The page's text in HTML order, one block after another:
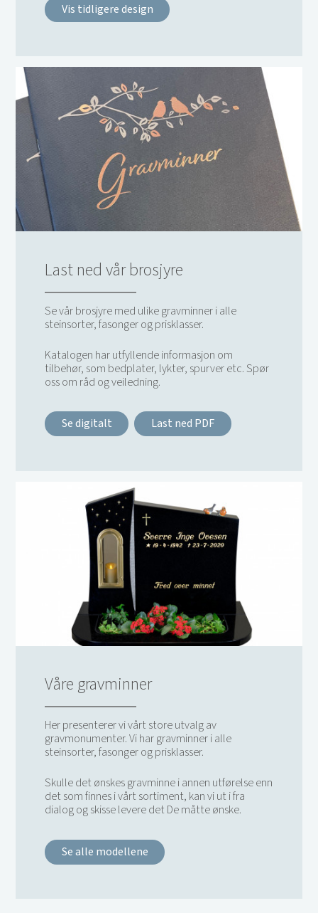
Vis tidligere design
Last ned vår brosjyre
Se vår brosjyre med ulike gravminner i alle
steinsorter, fasonger og prisklasser.
Katalogen har utfyllende informasjon om
tilbehør, som bedplater, lykter, spurver etc. Spør
oss om råd og veiledning.
Se digitalt Last ned PDF
Våre gravminner
Her presenterer vi vårt store utvalg av
gravmonumenter. Vi har gravminner i alle
steinsorter, fasonger og prisklasser.
Skulle det ønskes gravminne i annen utførelse enn
det som finnes i vårt sortiment, kan vi ut i fra
dialog og skisse levere det De måtte ønske.
Se alle modellene